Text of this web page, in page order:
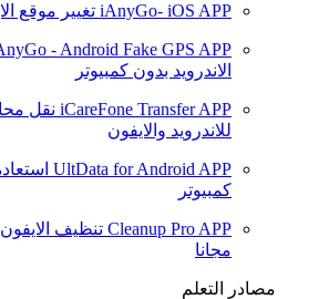
iAnyGo- iOS APP تغيير موقع
- Android Fake GPS APP
الاندرويد بدون كمبيوتر
iCareFone Transfer APP نقل
للاندرويد والايفون
UltData for Android APP
كمبيوتر
Cleanup Pro APP تنظيف
مجانا
مصادر التعلم